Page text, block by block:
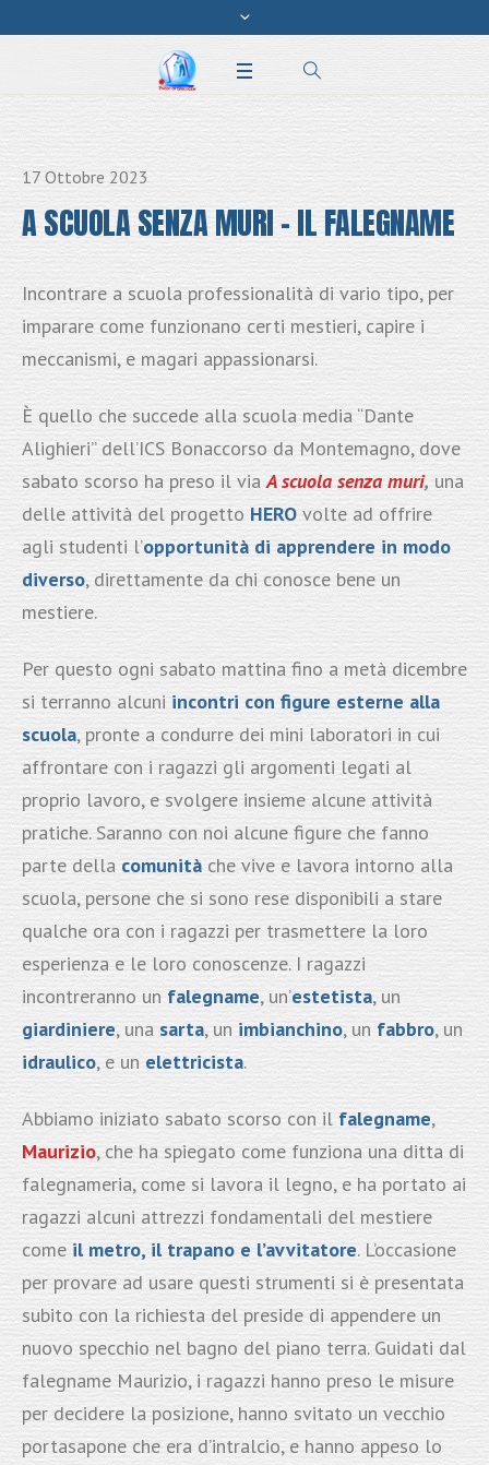
17 Ottobre 2023
A SCUOLA SENZA MURI – IL FALEGNAME
Incontrare a scuola professionalità di vario tipo, per
imparare come funzionano certi mestieri, capire i
meccanismi, e magari appassionarsi.
È quello che succede alla scuola media “Dante
Alighieri” dell’ICS Bonaccorso da Montemagno, dove
sabato scorso ha preso il viaA scuola senza muri,una
delle attività del progettoHEROvolte ad offrire
agli studenti l’opportunità di apprendere in modo
diverso, direttamente da chi conosce bene un
mestiere.
Per questo ogni sabato mattina fino a metà dicembre
si terranno alcuni incontri con figure esterne alla
scuola, pronte a condurre dei mini laboratori in cui
affrontare con i ragazzi gli argomenti legati al
proprio lavoro, e svolgere insieme alcune attività
pratiche. Saranno con noi alcune figure che fanno
parte dellacomunitàche vive e lavora intorno alla
scuola, persone che si sono rese disponibili a stare
qualche ora con i ragazzi per trasmettere la loro
esperienza e le loro conoscenze. I ragazzi
incontreranno un falegname, un’estetista, un
giardiniere, una sarta, un imbianchino, un fabbro, un
idraulico, e un elettricista.
Abbiamo iniziato sabato scorso con il falegname,
Maurizio, che ha spiegato come funziona una ditta di
falegnameria, come si lavora il legno, e ha portato ai
ragazzi alcuni attrezzi fondamentali del mestiere
comeil metro, il trapano e l’avvitatore. L’occasione
per provare ad usare questi strumenti si è presentata
subito con la richiesta del preside di appendere un
nuovo specchio nel bagno del piano terra. Guidati dal
falegname Maurizio, i ragazzi hanno preso le misure
per decidere la posizione, hanno svitato un vecchio
portasapone che era d’intralcio, e hanno appeso lo